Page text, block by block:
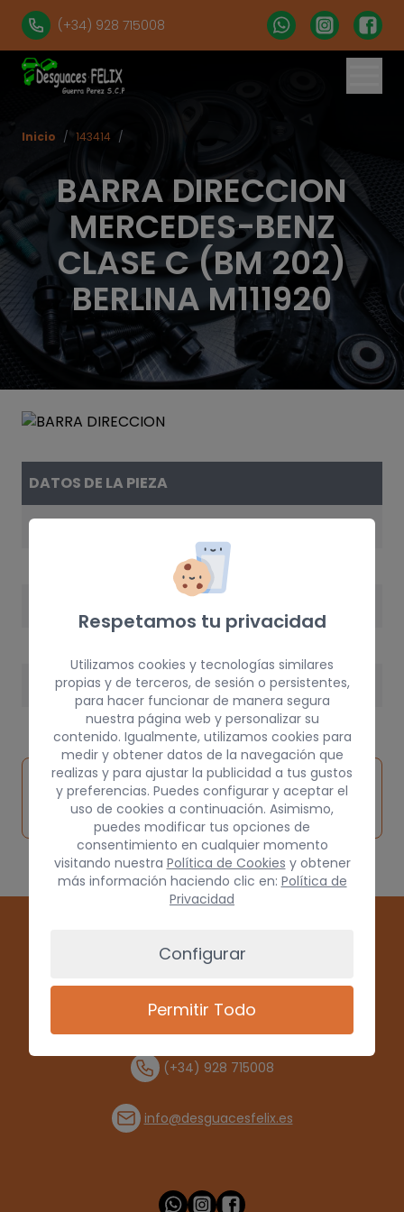
(+34) 928 715008
BARRA DIRECCION
MERCEDES-BENZ
CLASE C (BM 202)
BERLINA M111920
Inicio / 143414 /
DATOS DE LA PIEZA
REFERENCIA
PESO
Inspeccionar
vehículo de
origen
Solicitar
pieza
Consultar
por
(+34) 928 715008
info@desguacesfelix.es
Respetamos tu privacidad
Utilizamos cookies y tecnologías similares
propias y de terceros, de sesión o persistentes,
para hacer funcionar de manera segura
nuestra página web y personalizar su
contenido. Igualmente, utilizamos cookies para
medir y obtener datos de la navegación que
realizas y para ajustar la publicidad a tus gustos
y preferencias. Puedes configurar y aceptar el
uso de cookies a continuación. Asimismo,
puedes modificar tus opciones de
consentimiento en cualquier momento
visitando nuestra Política de Cookies y obtener
más información haciendo clic en: Política de
Privacidad
Configurar
Permitir Todo